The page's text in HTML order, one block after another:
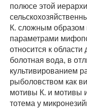
полюсе этой
К. сложным образом
параметрами
относится к
болотная вода, в
культивированием
рыболовством как
мотивы К. и мотивы
тотема у